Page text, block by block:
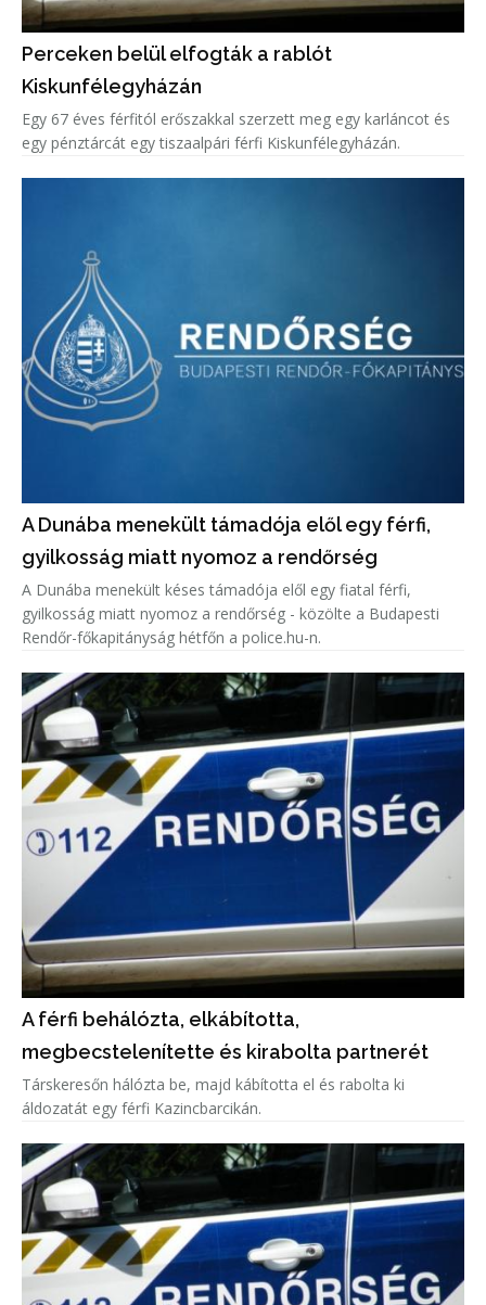
Perceken belül elfogták a rablót
Kiskunfélegyházán
Egy 67 éves férfitól erőszakkal szerzett meg egy karláncot és
egy pénztárcát egy tiszaalpári férfi Kiskunfélegyházán.
A Dunába menekült támadója elől egy férfi,
gyilkosság miatt nyomoz a rendőrség
A Dunába menekült késes támadója elől egy fiatal férfi,
gyilkosság miatt nyomoz a rendőrség - közölte a Budapesti
Rendőr-főkapitányság hétfőn a police.hu-n.
A férfi behálózta, elkábította,
megbecstelenítette és kirabolta partnerét
Társkeresőn hálózta be, majd kábította el és rabolta ki
áldozatát egy férfi Kazincbarcikán.